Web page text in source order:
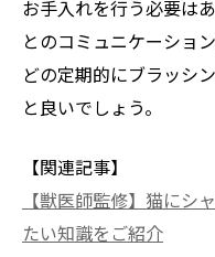
お手入れを行う必要は
とのコミュニケーショ
どの定期的にブラッシ
と良いでしょう。
【関連記事】
【獣医師監修】猫にシ
たい知識をご紹介